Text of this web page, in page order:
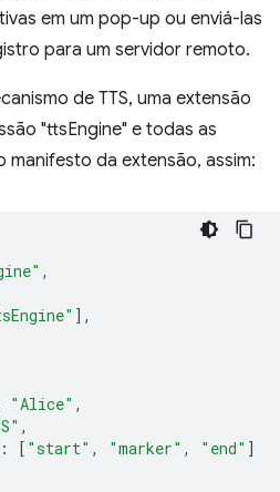
em um pop-up ou enviá-las
para um servidor remoto.
de TTS, uma extensão
"ttsEngine" e todas as
manifesto da extensão, assim:
,
],
"Alice" ,
,
: [ "start" , "marker" , "end" ]